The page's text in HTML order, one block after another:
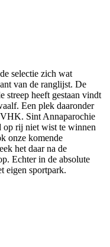
selectie zich wat
van de ranglijst. De
streep heeft gestaan vindt
Een plek daaronder
Sint Annaparochie
rij niet wist te winnen
onze komende
het daar na de
Echter in de absolute
eigen sportpark.